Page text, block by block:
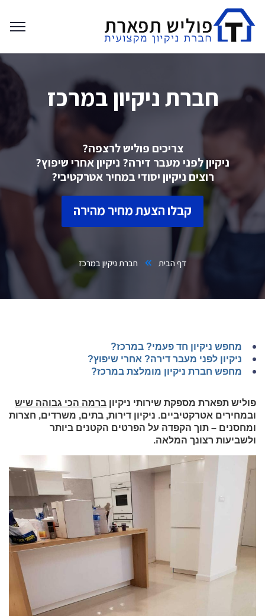
חברת ניקיון במרכז
צריכים פוליש לרצפה?
ניקיון לפני מעבר דירה? ניקיון אחרי שיפוץ?
רוצים ניקיון יסודי במחיר אטרקטיבי?
קבלו הצעת מחיר מהירה
דף הבית חברת ניקיון במרכז
מחפש ניקיון חד פעמי? במרכז?
ניקיון לפני מעבר דירה? אחרי שיפוץ?
מחפש חברת ניקיון מומלצת במרכז?
פוליש תפארת מספקת שירותי ניקיון ברמה הכי גבוהה שיש
ובמחירים אטרקטיביים. ניקיון דירות, בתים, משרדים, חצרות
ומחסנים – תוך הקפדה על הפרטים הקטנים ביותר
ולשביעות רצונך המלאה.